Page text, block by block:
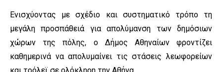
Ενισχύοντας με σχέδιο και συστηματικό τρόπο τη
μεγάλη προσπάθειά για απολύμανση των δημόσιων
χώρων της πόλης, ο Δήμος Αθηναίων φροντίζει
καθημερινά να απολυμαίνει τις στάσεις λεωφορείων